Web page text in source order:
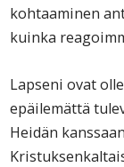
kohtaaminen
kuinka
Lapseni ovat
epäilemättä
Heidän